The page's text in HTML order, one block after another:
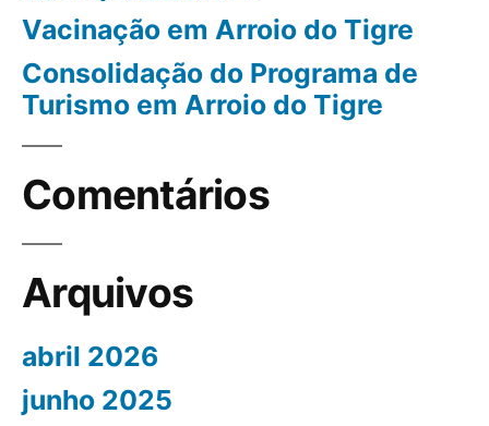
Vacinação em Arroio do Tigre
Consolidação do Programa de
Turismo em Arroio do Tigre
Comentários
Arquivos
abril 2026
junho 2025